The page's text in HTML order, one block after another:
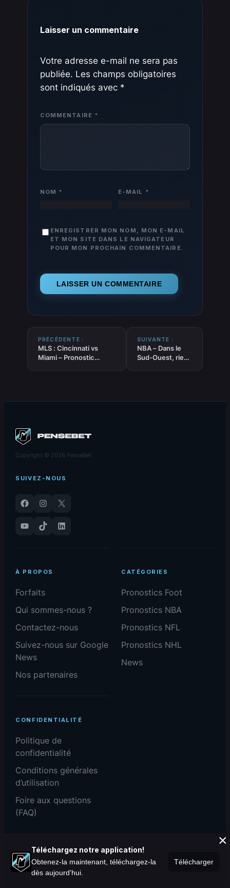
Laisser un commentaire
Votre adresse e-mail ne sera pas
publiée. Les champs obligatoires
sont indiqués avec *
COMMENTAIRE *
NOM * E-MAIL *
ENREGISTRER MON NOM, MON E-MAIL
ET MON SITE DANS LE NAVIGATEUR
POUR MON PROCHAIN COMMENTAIRE.
PRÉCÉDENTE :
MLS : Cincinnati vs
Miami – Pronostic
SUIVANTE :
NBA – Dans le
Sud-Ouest, rien
Copyright © 2026 PenseBet
SUIVEZ-NOUS
Facebook Instagram
X
YouTube
TikTok LinkedIn
À PROPOS
Forfaits
Qui sommes-nous ?
Contactez-nous
Suivez-nous sur Google
News
Nos partenaires
CATÉGORIES
Pronostics Foot
Pronostics NBA
Pronostics NFL
Pronostics NHL
News
CONFIDENTIALITÉ
Politique de
confidentialité
Conditions générales
d’utilisation
Foire aux questions
(FAQ)
Téléchargez notre application!
Obtenez-la maintenant, téléchargez-la
dès aujourd'hui.
Télécharger
×